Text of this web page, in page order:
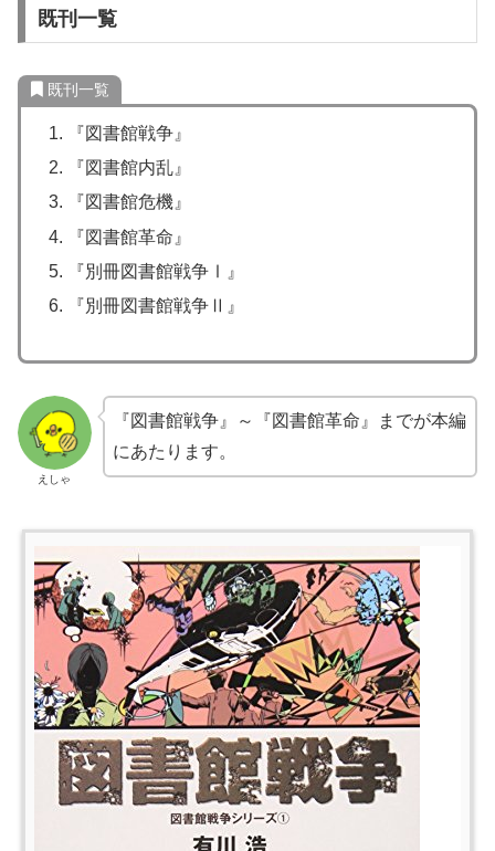
既刊一覧
既刊一覧
『図書館戦争』
『図書館内乱』
『図書館危機』
『図書館革命』
『別冊図書館戦争Ⅰ』
『別冊図書館戦争Ⅱ』
えしゃ
『図書館戦争』～『図書館革命』までが本編
にあたります。